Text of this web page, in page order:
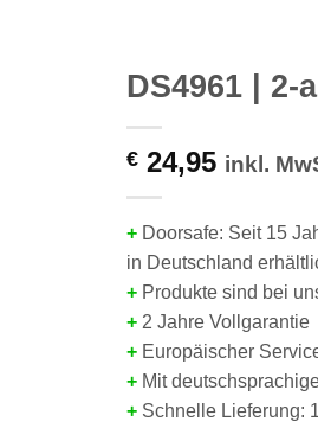
DS4961 | 2-
€ 24,95 inkl.
+ Doorsafe: Seit 15
in Deutschland
+ Produkte sind bei
+ 2 Jahre Vollgarantie
+ Europäischer
+ Mit
+ Schnelle Lieferung: